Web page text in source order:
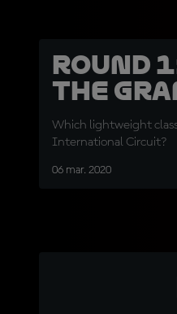
Round
the
Which lightweight
International Circuit?
06 mar. 2020